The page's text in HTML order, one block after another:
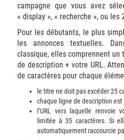
campagne que vous avez
« display », « recherche », ou les
Pour les débutants, le plus
les annonces textuelles.
classique, elles comprennent
de description + votre URL.
de caractères pour chaque
le titre ne doit pas excéder 25
chaque ligne de description
l’URL vers laquelle renvoie
limitée à 35 caractères. Si
automatiquement raccourcie